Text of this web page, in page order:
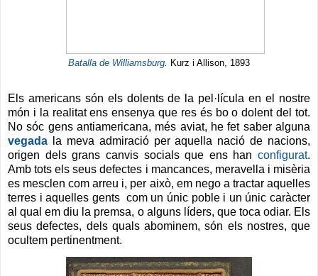
Batalla de Williamsburg. Kurz i Allison, 1893
Els americans són els dolents de la pel·lícula en el nostre
món i la realitat ens ensenya que res és bo o dolent del tot.
No sóc gens antiamericana, més aviat, he fet saber alguna
vegada la meva admiració per aquella nació de nacions,
origen dels grans canvis socials que ens han configurat.
Amb tots els seus defectes i mancances, meravella i misèria
es mesclen com arreu i, per això, em nego a tractar aquelles
terres i aquelles gents com un únic poble i un únic caràcter
al qual em diu la premsa, o alguns líders, que toca odiar. Els
seus defectes, dels quals abominem, són els nostres, que
ocultem pertinentment.